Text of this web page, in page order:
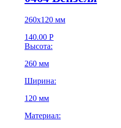
260х120 мм
140.00 Р
Высота:
260 мм
Ширина:
120 мм
Материал: